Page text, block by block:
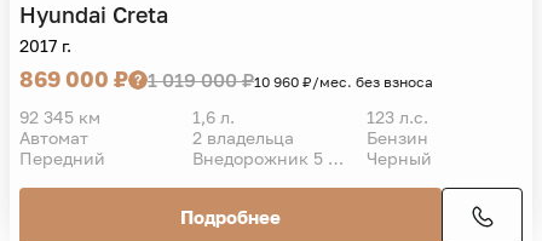
Hyundai Creta
2017 г.
869 000 ₽ 1 019 000 ₽10 960 ₽/мес. без взноса
92 345 км 1,6 л.
123 л.с.
Автомат
2 владельца
Бензин
Передний
Внедорожник 5 дв. Черный
Подробнее